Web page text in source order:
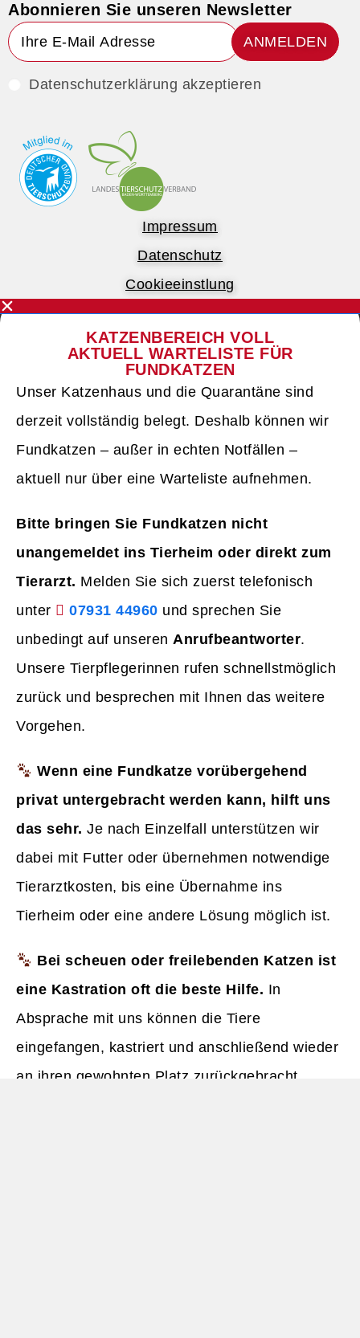
Abonnieren Sie unseren Newsletter
ANMELDEN
Datenschutzerklärung akzeptieren
Impressum
Datenschutz
Cookieeinstlung
KATZENBEREICH VOLL
AKTUELL WARTELISTE FÜR
FUNDKATZEN
Unser Katzenhaus und die Quarantäne sind
derzeit vollständig belegt. Deshalb können wir
Fundkatzen – außer in echten Notfällen –
aktuell nur über eine Warteliste aufnehmen.
Bitte bringen Sie Fundkatzen nicht
unangemeldet ins Tierheim oder direkt zum
Tierarzt. Melden Sie sich zuerst telefonisch
unter
07931 44960 und sprechen Sie
unbedingt auf unseren Anrufbeantworter.
Unsere Tierpflegerinnen rufen schnellstmöglich
zurück und besprechen mit Ihnen das weitere
Vorgehen.
Wenn eine Fundkatze vorübergehend
privat untergebracht werden kann, hilft uns
das sehr. Je nach Einzelfall unterstützen wir
dabei mit Futter oder übernehmen notwendige
Tierarztkosten, bis eine Übernahme ins
Tierheim oder eine andere Lösung möglich ist.
Bei scheuen oder freilebenden Katzen ist
eine Kastration oft die beste Hilfe. In
Absprache mit uns können die Tiere
eingefangen, kastriert und anschließend wieder
an ihren gewohnten Platz zurückgebracht